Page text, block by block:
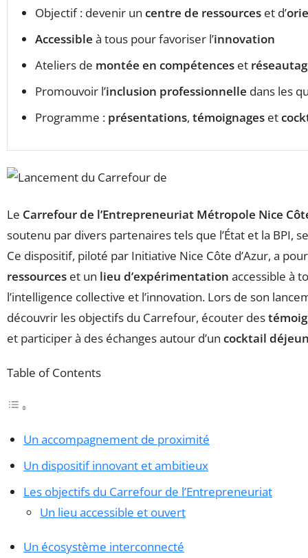
Objectif : devenir un centre de ressources et d’
Accessible à tous pour favoriser l’innovation
Ateliers de montée en compétences et
Promouvoir l’inclusion professionnelle dans les
Programme : présentations, témoignages et
Le Carrefour de l’Entrepreneuriat Métropole Nice
soutenu par divers partenaires tels que l’État et la BPI,
Ce dispositif, piloté par Initiative Nice Côte d’Azur, a
ressources et un lieu d’expérimentation accessible à
l’intelligence collective et l’innovation. Lors de son
découvrir les objectifs du Carrefour, écouter des
et participer à des échanges autour d’un cocktail
Table of Contents
Un accompagnement de proximité
Un dispositif innovant et ambitieux
Les objectifs du Carrefour de l’Entrepreneuriat
Un lieu accessible et ouvert
Un écosystème interconnecté